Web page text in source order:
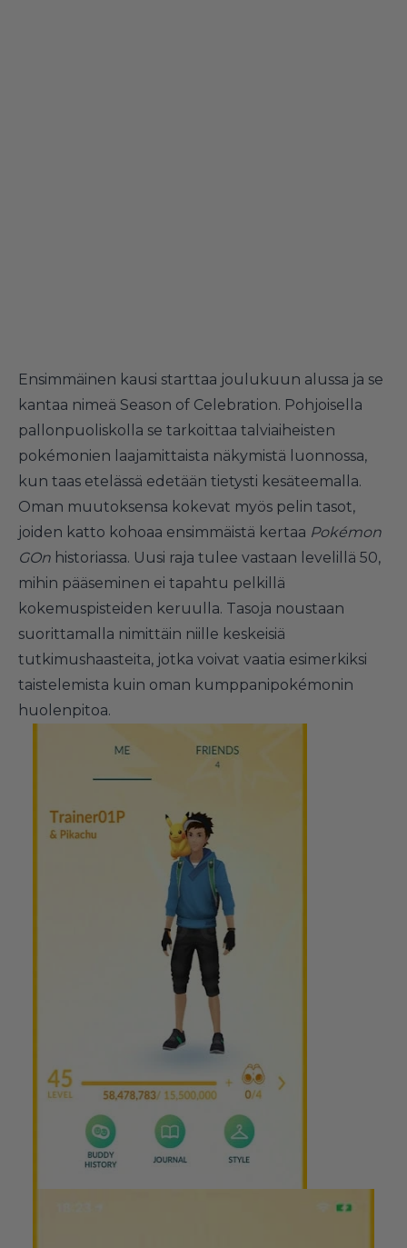
Ensimmäinen kausi starttaa joulukuun alussa ja se
kantaa nimeä Season of Celebration. Pohjoisella
pallonpuoliskolla se tarkoittaa talviaiheisten
pokémonien laajamittaista näkymistä luonnossa,
kun taas etelässä edetään tietysti kesäteemalla.
Oman muutoksensa kokevat myös pelin tasot,
joiden katto kohoaa ensimmäistä kertaa Pokémon
GOn historiassa. Uusi raja tulee vastaan levelillä 50,
mihin pääseminen ei tapahtu pelkillä
kokemuspisteiden keruulla. Tasoja noustaan
suorittamalla nimittäin niille keskeisiä
tutkimushaasteita, jotka voivat vaatia esimerkiksi
taistelemista kuin oman kumppanipokémonin
huolenpitoa.